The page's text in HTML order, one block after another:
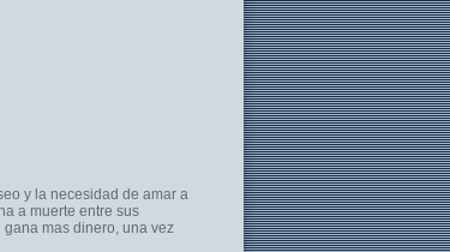
y la necesidad de amar a
a muerte entre sus
mas dinero, una vez